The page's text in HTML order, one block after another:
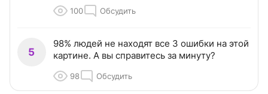
100 Обсудить
5
98% людей не находят все 3 ошибки на этой
картине. А вы справитесь за минуту?
98 Обсудить